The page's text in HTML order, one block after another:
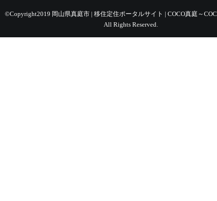
©Copyright2019 岡山県真庭市 | 移住定住ポータルサイト | COCO真庭～
All Rights Reserved.